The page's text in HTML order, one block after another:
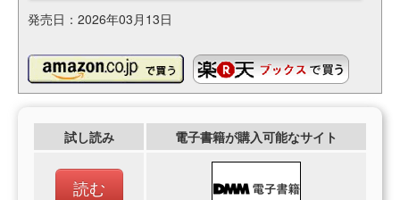
発売日：2026年03月13日
試し読み 電子書籍が購入可能なサイト
読む